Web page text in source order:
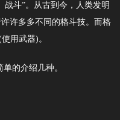
斗”。从古到今，人类发明
许多多不同的格斗技。而格
用武器)。
的介绍几种。